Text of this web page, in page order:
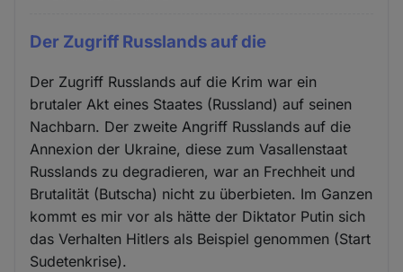
Der Zugriff Russlands auf die
Der Zugriff Russlands auf die Krim war ein
brutaler Akt eines Staates (Russland) auf seinen
Nachbarn. Der zweite Angriff Russlands auf die
Annexion der Ukraine, diese zum Vasallenstaat
Russlands zu degradieren, war an Frechheit und
Brutalität (Butscha) nicht zu überbieten. Im Ganzen
kommt es mir vor als hätte der Diktator Putin sich
das Verhalten Hitlers als Beispiel genommen (Start
Sudetenkrise).